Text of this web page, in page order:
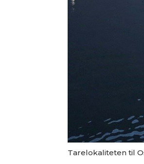
Tarelokaliteten til